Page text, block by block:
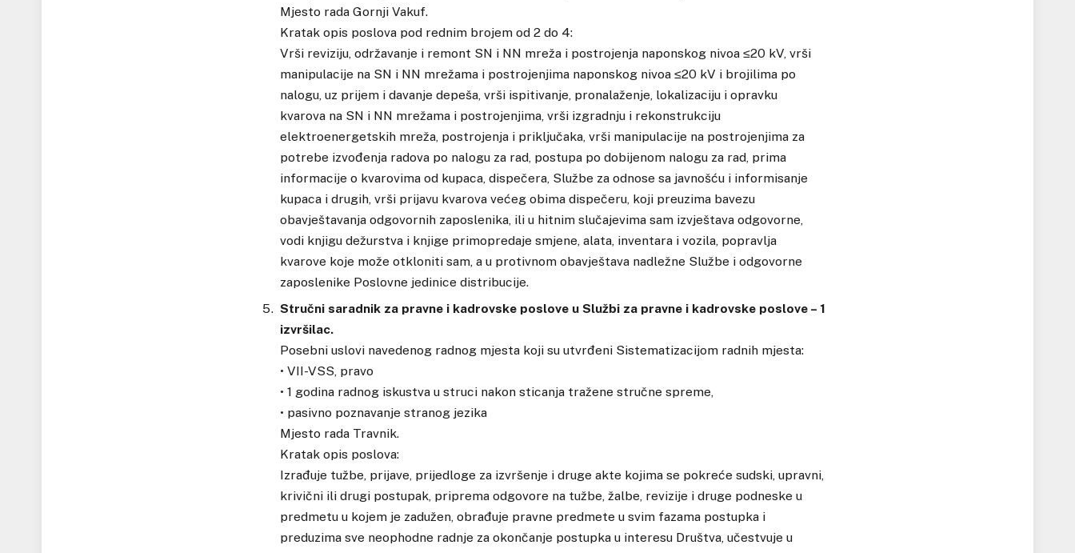
Mjesto rada Gornji Vakuf.
Kratak opis poslova pod rednim brojem od 2 do 4:
Vrši reviziju, održavanje i remont SN i NN mreža i postrojenja naponskog nivoa ≤20 kV, vrši
manipulacije na SN i NN mrežama i postrojenjima naponskog nivoa ≤20 kV i brojilima po
nalogu, uz prijem i davanje depeša, vrši ispitivanje, pronalaženje, lokalizaciju i opravku
kvarova na SN i NN mrežama i postrojenjima, vrši izgradnju i rekonstrukciju
elektroenergetskih mreža, postrojenja i priključaka, vrši manipulacije na postrojenjima za
potrebe izvođenja radova po nalogu za rad, postupa po dobijenom nalogu za rad, prima
informacije o kvarovima od kupaca, dispečera, Službe za odnose sa javnošću i informisanje
kupaca i drugih, vrši prijavu kvarova većeg obima dispečeru, koji preuzima bavezu
obavještavanja odgovornih zaposlenika, ili u hitnim slučajevima sam izvještava odgovorne,
vodi knjigu dežurstva i knjige primopredaje smjene, alata, inventara i vozila, popravlja
kvarove koje može otkloniti sam, a u protivnom obavještava nadležne Službe i odgovorne
zaposlenike Poslovne jedinice distribucije.
Stručni saradnik za pravne i kadrovske poslove u Službi za pravne i kadrovske poslove – 1
izvršilac.
Posebni uslovi navedenog radnog mjesta koji su utvrđeni Sistematizacijom radnih mjesta:
• VII-VSS, pravo
• 1 godina radnog iskustva u struci nakon sticanja tražene stručne spreme,
• pasivno poznavanje stranog jezika
Mjesto rada Travnik.
Kratak opis poslova:
Izrađuje tužbe, prijave, prijedloge za izvršenje i druge akte kojima se pokreće sudski, upravni,
krivični ili drugi postupak, priprema odgovore na tužbe, žalbe, revizije i druge podneske u
predmetu u kojem je zadužen, obrađuje pravne predmete u svim fazama postupka i
preduzima sve neophodne radnje za okončanje postupka u interesu Društva, učestvuje u